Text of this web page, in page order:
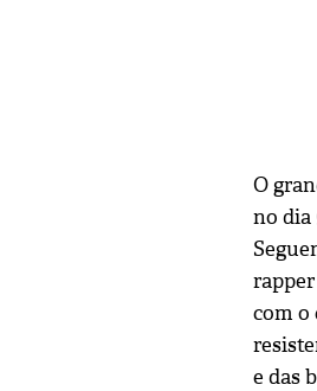
O
no dia
com o
e das